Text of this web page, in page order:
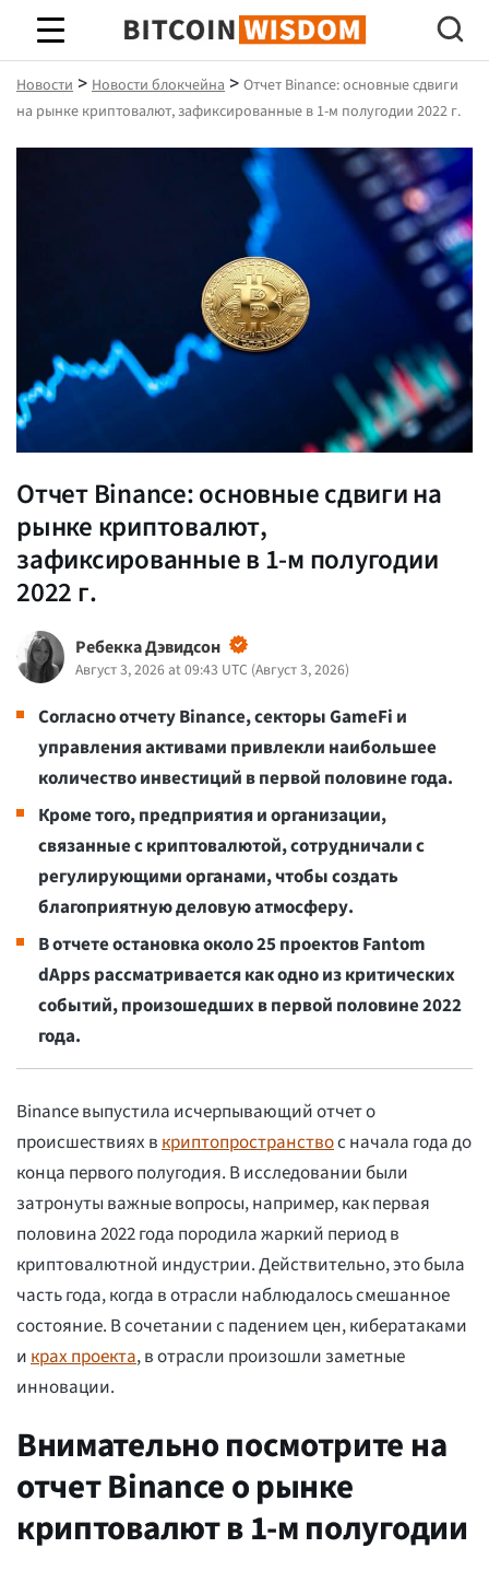
Биткойн Мудрость
Новости > Новости блокчейна > Отчет Binance: основные сдвиги
на рынке криптовалют, зафиксированные в 1-м полугодии 2022 г.
Отчет Binance: основные сдвиги на
рынке криптовалют,
зафиксированные в 1-м полугодии
2022 г.
Ребекка Дэвидсон
Август 3, 2026 at 09:43 UTC (Август 3, 2026)
Согласно отчету Binance, секторы GameFi и
управления активами привлекли наибольшее
количество инвестиций в первой половине года.
Кроме того, предприятия и организации,
связанные с криптовалютой, сотрудничали с
регулирующими органами, чтобы создать
благоприятную деловую атмосферу.
В отчете остановка около 25 проектов Fantom
dApps рассматривается как одно из критических
событий, произошедших в первой половине 2022
года.
Binance выпустила исчерпывающий отчет о
происшествиях вкриптопространствос начала года до
конца первого полугодия. В исследовании были
затронуты важные вопросы, например, как первая
половина 2022 года породила жаркий период в
криптовалютной индустрии. Действительно, это была
часть года, когда в отрасли наблюдалось смешанное
состояние. В сочетании с падением цен, кибератаками
икрах проекта, в отрасли произошли заметные
инновации.
Внимательно посмотрите на
отчет Binance о рынке
криптовалют в 1-м полугодии